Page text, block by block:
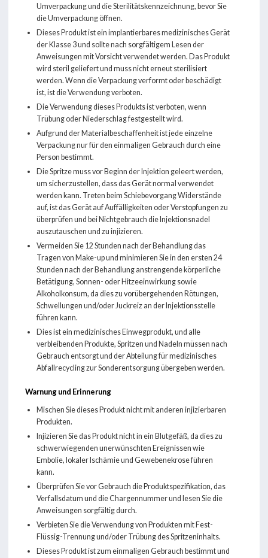
Umverpackung und die Sterilitätskennzeichnung, bevor Sie
die Umverpackung öffnen.
Dieses Produkt ist ein implantierbares medizinisches Gerät
der Klasse 3 und sollte nach sorgfältigem Lesen der
Anweisungen mit Vorsicht verwendet werden. Das Produkt
wird steril geliefert und muss nicht erneut sterilisiert
werden. Wenn die Verpackung verformt oder beschädigt
ist, ist die Verwendung verboten.
Die Verwendung dieses Produkts ist verboten, wenn
Trübung oder Niederschlag festgestellt wird.
Aufgrund der Materialbeschaffenheit ist jede einzelne
Verpackung nur für den einmaligen Gebrauch durch eine
Person bestimmt.
Die Spritze muss vor Beginn der Injektion geleert werden,
um sicherzustellen, dass das Gerät normal verwendet
werden kann. Treten beim Schiebevorgang Widerstände
auf, ist das Gerät auf Auffälligkeiten oder Verstopfungen zu
überprüfen und bei Nichtgebrauch die Injektionsnadel
auszutauschen und zu injizieren.
Vermeiden Sie 12 Stunden nach der Behandlung das
Tragen von Make-up und minimieren Sie in den ersten 24
Stunden nach der Behandlung anstrengende körperliche
Betätigung, Sonnen- oder Hitzeeinwirkung sowie
Alkoholkonsum, da dies zu vorübergehenden Rötungen,
Schwellungen und/oder Juckreiz an der Injektionsstelle
führen kann.
Dies ist ein medizinisches Einwegprodukt, und alle
verbleibenden Produkte, Spritzen und Nadeln müssen nach
Gebrauch entsorgt und der Abteilung für medizinisches
Abfallrecycling zur Sonderentsorgung übergeben werden.
Warnung und Erinnerung
Mischen Sie dieses Produkt nicht mit anderen injizierbaren
Produkten.
Injizieren Sie das Produkt nicht in ein Blutgefäß, da dies zu
schwerwiegenden unerwünschten Ereignissen wie
Embolie, lokaler Ischämie und Gewebenekrose führen
kann.
Überprüfen Sie vor Gebrauch die Produktspezifikation, das
Verfallsdatum und die Chargennummer und lesen Sie die
Anweisungen sorgfältig durch.
Verbieten Sie die Verwendung von Produkten mit Fest-
Flüssig-Trennung und/oder Trübung des Spritzeninhalts.
Dieses Produkt ist zum einmaligen Gebrauch bestimmt und